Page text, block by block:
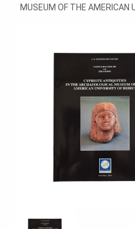
MUSEUM OF THE AMERICAN